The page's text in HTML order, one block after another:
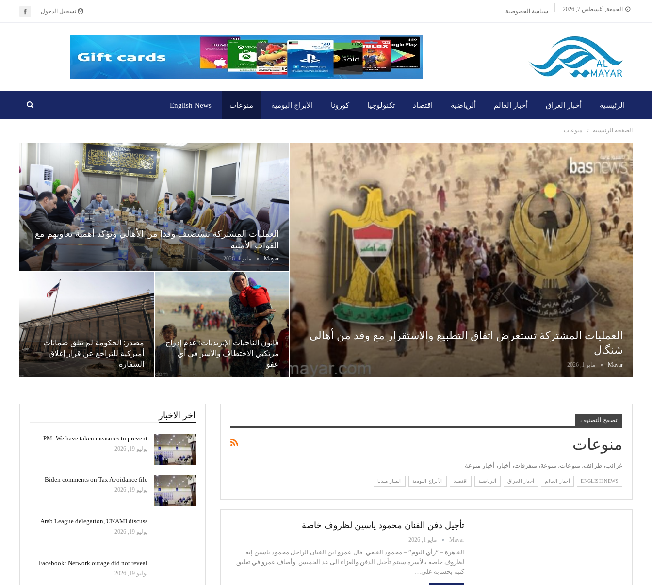
تسجيل الدخول الجمعة, أغسطس 7, 2026 سياسة الخصوصية
الرئيسية أخبار العراق أخبار العالم ألرياضية اقتصاد تكنولوجيا كورونا الأبراج اليومية منوعات English News
الصفحة الرئيسية منوعات
العمليات المشتركة تستعرض اتفاق التطبيع والاستقرار مع وفد من أهالي
شنگال
Mayar مايو 1, 2026
العمليات المشتركة تستضيف وفدا من الأهالي وتؤكد أهمية تعاونهم مع
القوات الأمنية
Mayar مايو 1, 2026
قانون الناجيات الإيزيديات: عدم إدراج
مرتكبي الاختطاف والأسر في أي
عفو
مصدر: الحكومة لم تتلق ضمانات
أميركية للتراجع عن قرار إغلاق
السفارة
تصفح التصنيف
منوعات
غرائب، طرائف، منوعات، منوعة، متفرقات، أخبار، أخبار منوعة
ENGLISH NEWS أخبار العالم أخبار العراق ألرياضية اقتصاد الأبراج اليومية الميار ميديا
تأجيل دفن الفنان محمود ياسين لظروف خاصة
Mayar مايو 1, 2026
القاهرة – “رأي اليوم” – محمود القيعي: قال عمرو ابن الفنان الراحل محمود ياسين إنه
لظروف خاصة بالأسرة سيتم تأجيل الدفن والعزاء الى غد الخميس. وأضاف عمرو في تعليق
كتبه بحسابه على…
اخر الاخبار
PM: We have taken measures to prevent…
يوليو 19, 2026
Biden comments on Tax Avoidance file
يوليو 19, 2026
Arab League delegation, UNAMI discuss…
يوليو 19, 2026
Facebook: Network outage did not reveal…
يوليو 19, 2026